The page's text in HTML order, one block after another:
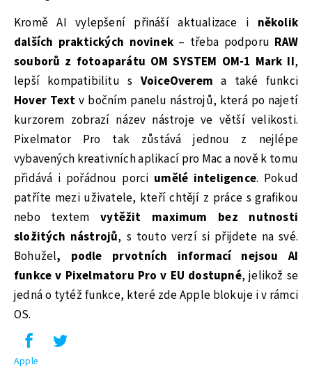
Kromě AI vylepšení přináší aktualizace i několik
dalších praktických novinek– třeba podporu RAW
souborů z fotoaparátu OM SYSTEM OM-1 Mark II,
lepší kompatibilitu s VoiceOverem a také funkci
Hover Text v bočním panelu nástrojů, která po najetí
kurzorem zobrazí název nástroje ve větší velikosti.
Pixelmator Pro tak zůstává jednou z nejlépe
vybavených kreativních aplikací pro Mac a nově k tomu
přidává i pořádnou porci umělé inteligence. Pokud
patříte mezi uživatele, kteří chtějí z práce s grafikou
nebo textemvytěžit maximum bez nutnosti
složitých nástrojů, s touto verzí si přijdete na své.
Bohužel, podle prvotních informací nejsou AI
funkce v Pixelmatoru Pro v EU dostupné, jelikož se
jedná o tytéž funkce, které zde Apple blokuje i v rámci
OS.
Apple